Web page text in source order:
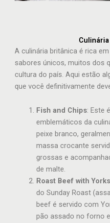
A culinária britânica é rica
sabores únicos, muitos dos
cultura do país. Aqui estão
que você definitivamente
Fish and Chips: Este
emblemáticos da
peixe branco,
massa crocante
grossas e
de malte.
Roast Beef with
do Sunday Roast
beef é servido com
pão assado no forno